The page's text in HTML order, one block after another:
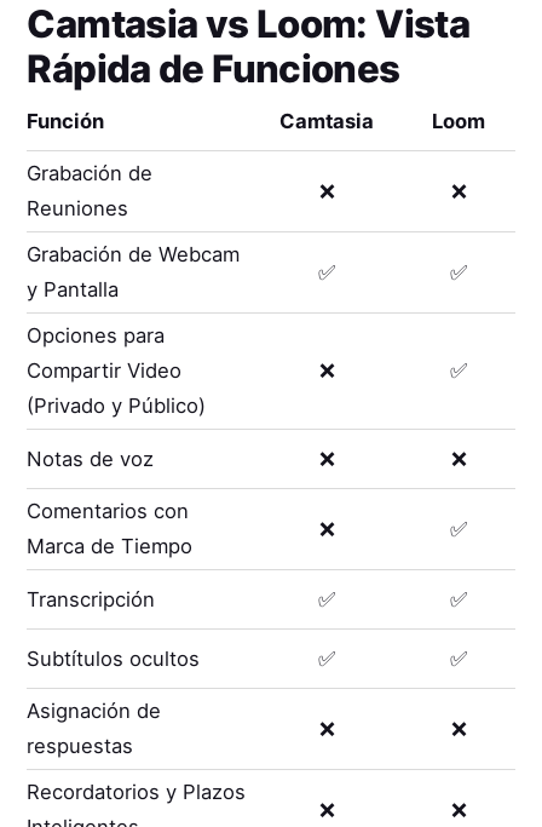
Camtasiavs Loom: Vista
Rápida de Funciones
Función Camtasia Loom
Grabación de
Reuniones
❌ ❌
Grabación de Webcam
y Pantalla
✅ ✅
Opciones para
Compartir Video
(Privado y Público)
❌ ✅
Notas de voz ❌ ❌
Comentarios con
Marca de Tiempo
❌ ✅
Transcripción ✅ ✅
Subtítulos ocultos ✅ ✅
Asignación de
respuestas
❌ ❌
Recordatorios y Plazos
❌ ❌